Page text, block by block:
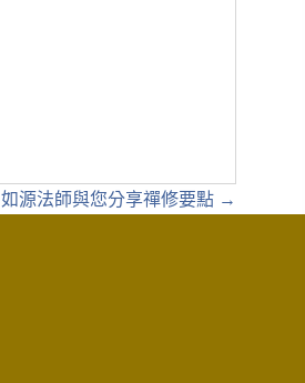
如源法師與您分享禪修要點 →